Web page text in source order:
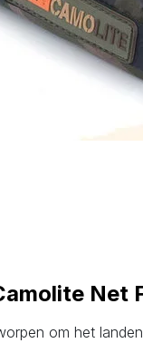
Net
om het